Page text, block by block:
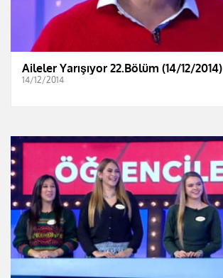
Aileler Yarışıyor 22.Bölüm (14/12/2014)
14/12/2014